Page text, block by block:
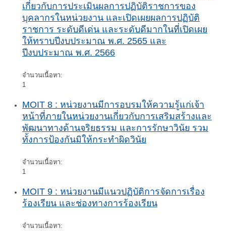
เกี่ยวกับการประเมินผลการปฏิบัติราชการของ
บุคลากรในหน่วยงาน และเปิดเผยผลการปฏิบัติ
ราชการ ระดับดีเด่น และระดับดีมากในที่เปิดเผย
ให้ทราบปีงบประมาณ พ.ศ. 2565 และ
ปีงบประมาณ พ.ศ. 2566
จำนวนเนื้อหา:
1
MOIT 8 : หน่วยงานมีการอบรมให้ความรู้แก่เจ้า
หน้าที่ภายในหน่วยงานเกี่ยวกับการเสริมสร้างและ
พัฒนาทางด้านจริยธรรม และการรักษาวินัย รวม
ทั้งการป้องกันมิให้กระทำผิดวินัย
จำนวนเนื้อหา:
1
MOIT 9 : หน่วยงานมีแนวปฏิบัติการจัดการเรื่อง
ร้องเรียน และช่องทางการร้องเรียน
จำนวนเนื้อหา: